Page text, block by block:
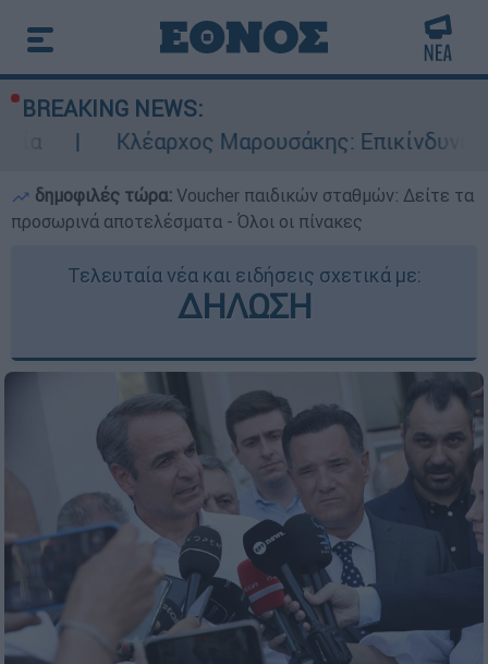
BREAKING NEWS:
Μαρουσάκης: Επικίνδυνες οι
δημοφιλές τώρα: Voucher παιδικών σταθμών: Δείτε τα
προσωρινά αποτελέσματα - Όλοι οι πίνακες
Τελευταία νέα και ειδήσεις σχετικά με:
ΔΗΛΩΣΗ